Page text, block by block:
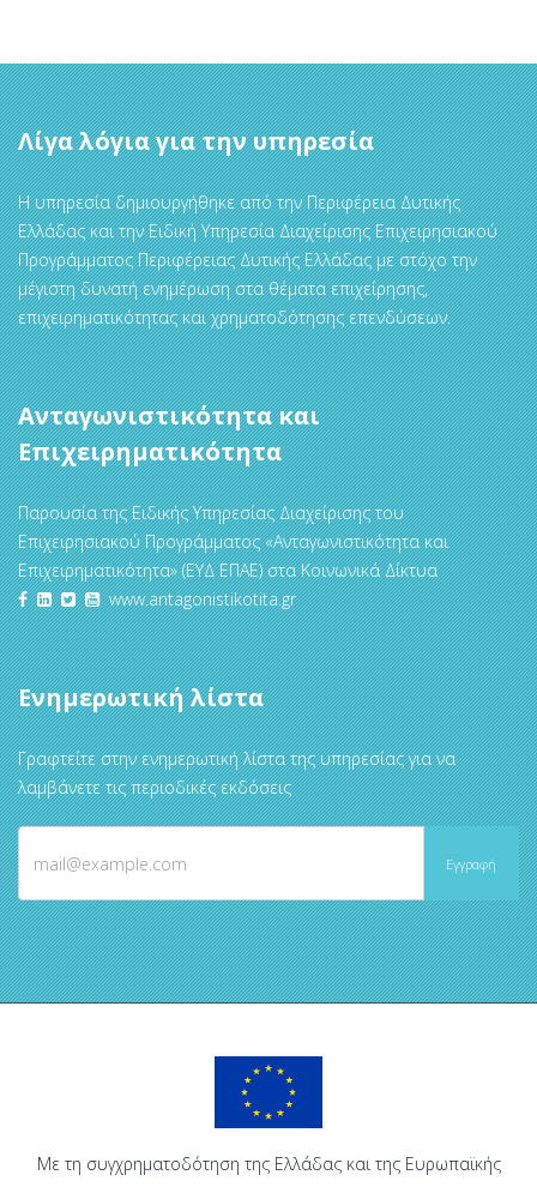
Λίγα λόγια για την υπηρεσία
Η υπηρεσία δημιουργήθηκε από την Περιφέρεια Δυτικής
Ελλάδας και την Ειδική Υπηρεσία Διαχείρισης Επιχειρησιακού
Προγράμματος Περιφέρειας Δυτικής Ελλάδας με στόχο την
μέγιστη δυνατή ενημέρωση στα θέματα επιχείρησης,
επιχειρηματικότητας και χρηματοδότησης επενδύσεων.
Ανταγωνιστικότητα και
Επιχειρηματικότητα
Παρουσία της Ειδικής Υπηρεσίας Διαχείρισης του
Επιχειρησιακού Προγράμματος «Ανταγωνιστικότητα και
Επιχειρηματικότητα» (ΕΥΔ ΕΠΑΕ) στα Κοινωνικά Δίκτυα
www.antagonistikotita.gr
Ενημερωτική λίστα
Γραφτείτε στην ενημερωτική λίστα της υπηρεσίας για να
λαμβάνετε τις περιοδικές εκδόσεις
Με τη συγχρηματοδότηση της Ελλάδας και της Ευρωπαϊκής